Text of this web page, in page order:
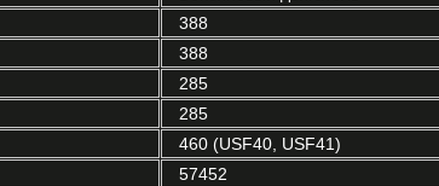
388
388
285
285
460 (USF40, USF41)
57452